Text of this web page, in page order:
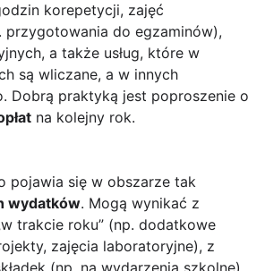
korepetycji, zajęć
przygotowania do egzaminów),
a także usług, które w
są wliczane, a w innych
Dobrą praktyką jest poproszenie o
na kolejny rok.
pojawia się w obszarze tak
wydatków. Mogą wynikać z
trakcie roku” (np. dodatkowe
zajęcia laboratoryjne), z